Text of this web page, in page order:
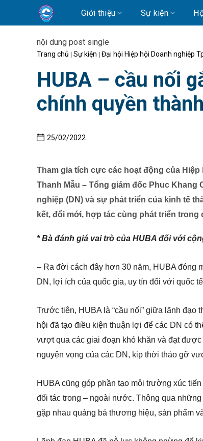
Giới thiệu Sự kiện
nội dung post single
Trang chủ Sự kiện Đại hội Hiệp hội Doanh nghiệp
HUBA – cầu nối
chính quyền
25/02/2022
Tham gia tích cực các hoạt động của
Thanh Mẫu – Tổng giám đốc Phuc
nghiệp (DN) và sự phát triển của kinh tế
kết, đổi mới, hợp tác cùng phát triển trong
* Bà đánh giá vai trò của HUBA đối với
– Ra đời cách đây hơn 30 năm, HUBA đóng
DN, lợi ích của quốc gia, uy tín đối với quốc
Trước tiên, HUBA là “cầu nối” giữa lãnh đạo
hội đã tạo điều kiện thuận lợi để các DN có
vượt qua các giai đoạn khó khăn và đạt
nguyện vọng của các DN, kịp thời tháo gỡ
HUBA cũng góp phần tạo môi trường xúc
đối tác trong – ngoài nước. Thông qua
gặp nhau quảng bá thương hiệu, sản phẩm